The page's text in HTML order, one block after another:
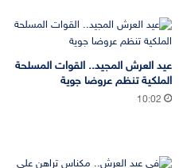
عيد العرش المجيد.. القوات المسلحة
الملكية تنظم عروضا جوية
10:02